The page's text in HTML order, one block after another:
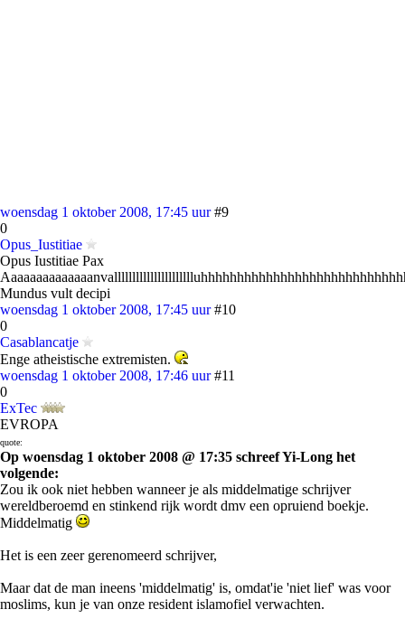
woensdag 1 oktober 2008, 17:45 uur #9
0
Opus_Iustitiae
Opus Iustitiae Pax
Mundus vult decipi
woensdag 1 oktober 2008, 17:45 uur #10
0
Casablancatje
Enge atheistische extremisten.
woensdag 1 oktober 2008, 17:46 uur #11
0
ExTec
EVROPA
quote:
Op woensdag 1 oktober 2008 @ 17:35 schreef Yi-Long het
volgende:
Zou ik ook niet hebben wanneer je als middelmatige schrijver
wereldberoemd en stinkend rijk wordt dmv een opruiend boekje.
Middelmatig
Het is een zeer gerenomeerd schrijver,
Maar dat de man ineens 'middelmatig' is, omdat'ie 'niet lief' was voor
moslims, kun je van onze resident islamofiel verwachten.